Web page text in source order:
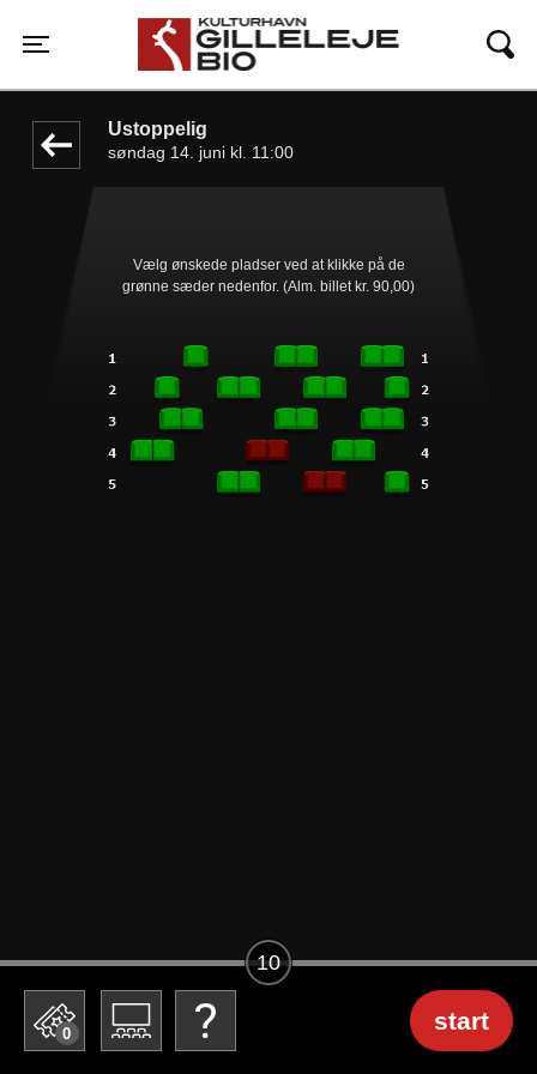
Toggle navigation
Gilleleje Bio
Ustoppelig
søndag 14. juni kl. 11:00
Vælg ønskede pladser ved at klikke på de
grønne sæder nedenfor. (Alm. billet kr. 90,00)
0 start
10
front03-cc 083138